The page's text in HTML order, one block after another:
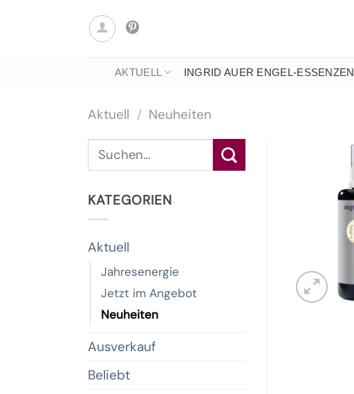
AKTUELL INGRID AUER ENGEL-ESSENZEN
Aktuell / Neuheiten
Suche
nach:
KATEGORIEN
Aktuell
Jahresenergie
Jetzt im Angebot
Neuheiten
Ausverkauf
Beliebt